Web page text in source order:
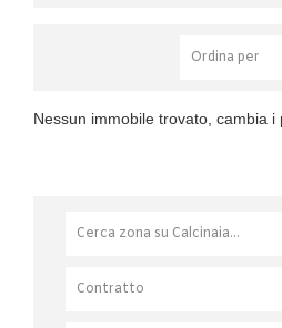
Nessun immobile trovato, cambia i